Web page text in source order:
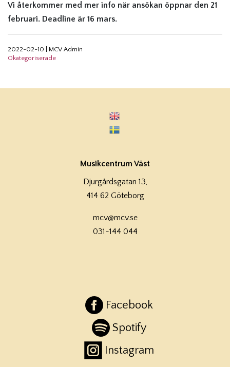
Vi återkommer med mer info när ansökan öppnar den 21
februari. Deadline är 16 mars.
2022-02-10
MCV Admin
Okategoriserade
Musikcentrum Väst
Djurgårdsgatan 13,
414 62 Göteborg
mcv@mcv.se
031-144 044
Facebook
Spotify
Instagram